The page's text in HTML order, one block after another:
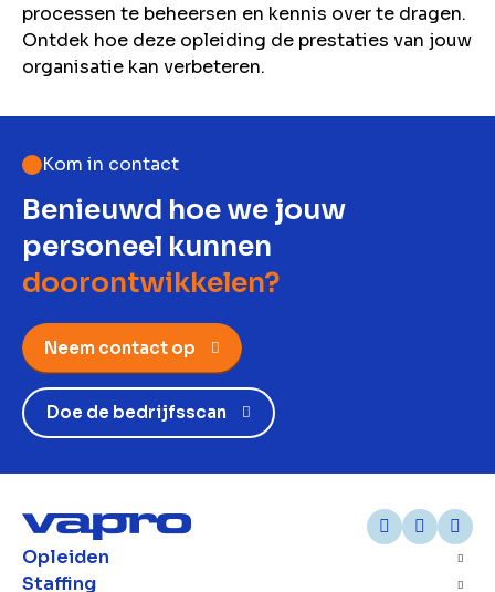
processen te beheersen en kennis over te dragen.
Ontdek hoe deze opleiding de prestaties van jouw
organisatie kan verbeteren.
Kom in contact
Benieuwd hoe we jouw
personeel kunnen
doorontwikkelen?
Neem contact op
Doe de bedrijfsscan
Opleiden
Staffing